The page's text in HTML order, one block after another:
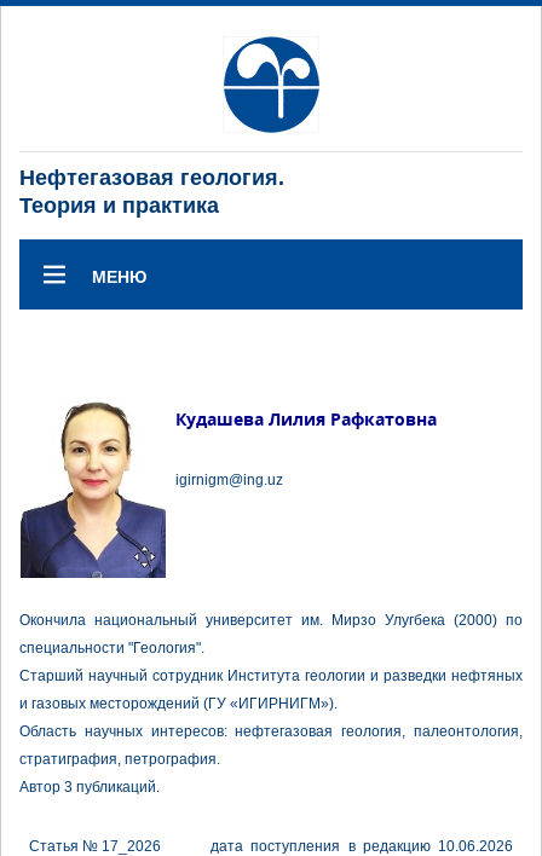
Нефтегазовая геология.
Теория и практика
МЕНЮ
Кудашева Лилия Рафкатовна
igirnigm@ing.uz
Окончила национальный университет им. Мирзо Улугбека (2000) по
специальности "Геология".
Старший научный сотрудник Института геологии и разведки нефтяных
и газовых месторождений (ГУ «ИГИРНИГМ»).
Область научных интересов: нефтегазовая геология, палеонтология,
стратиграфия, петрография.
Автор 3 публикаций.
Статья № 17_2026
дата поступления в редакцию 10.06.2026